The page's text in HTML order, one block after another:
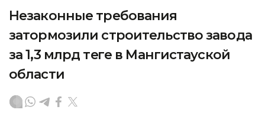
Незаконные требования
затормозили строительство завода
за 1,3 млрд теңге в Мангистауской
области